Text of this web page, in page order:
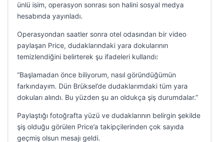
ünlü isim, operasyon sonrası son halini sosyal medya
hesabında yayınladı.
Operasyondan saatler sonra otel odasından bir video
paylaşan Price, dudaklarındaki yara dokularının
temizlendiğini belirterek şu ifadeleri kullandı:
“Başlamadan önce biliyorum, nasıl göründüğümün
farkındayım. Dün Brüksel’de dudaklarımdaki tüm yara
dokuları alındı. Bu yüzden şu an oldukça şiş durumdalar.”
Paylaştığı fotoğrafta yüzü ve dudaklarının belirgin şekilde
şiş olduğu görülen Price’a takipçilerinden çok sayıda
geçmiş olsun mesajı geldi.